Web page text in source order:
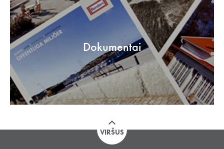
Dokumentai
VIRŠUS